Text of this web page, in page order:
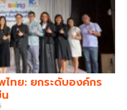
ทย: ยกระดับองค์กร